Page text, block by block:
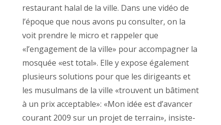
restaurant halal de la ville. Dans une vidéo de
l’époque que nous avons pu consulter, on la
voit prendre le micro et rappeler que
«l’engagement de la ville» pour accompagner la
mosquée «est total». Elle y expose également
plusieurs solutions pour que les dirigeants et
les musulmans de la ville «trouvent un bâtiment
à un prix acceptable»: «Mon idée est d’avancer
courant 2009 sur un projet de terrain», insiste-